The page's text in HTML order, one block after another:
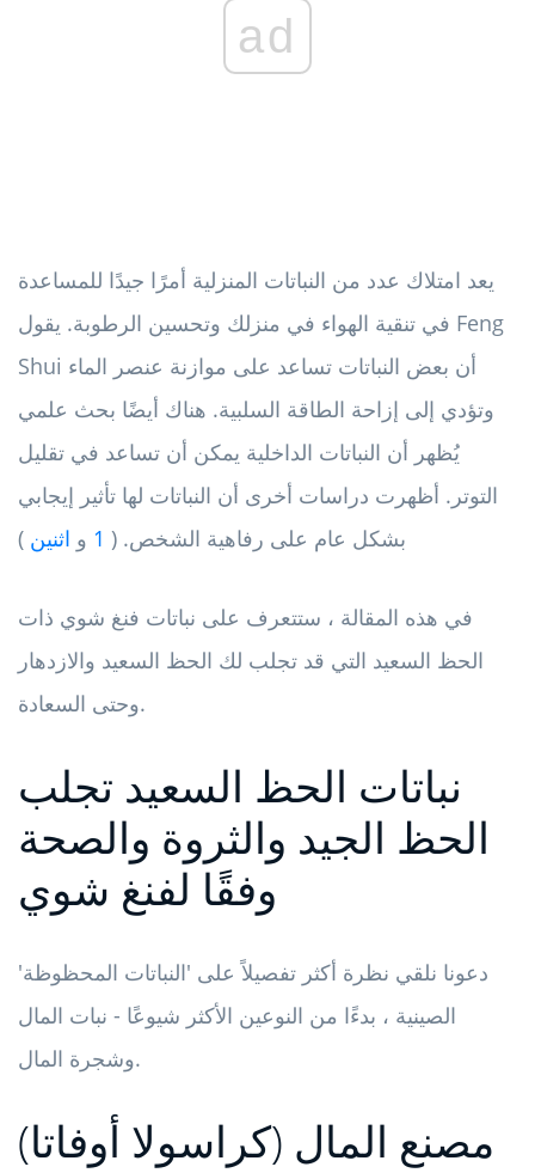
ad
يعد امتلاك عدد من النباتات المنزلية أمرًا جيدًا للمساعدة
في تنقية الهواء في منزلك وتحسين الرطوبة. يقول Feng
Shui أن بعض النباتات تساعد على موازنة عنصر الماء
وتؤدي إلى إزاحة الطاقة السلبية. هناك أيضًا بحث علمي
يُظهر أن النباتات الداخلية يمكن أن تساعد في تقليل
التوتر. أظهرت دراسات أخرى أن النباتات لها تأثير إيجابي
بشكل عام على رفاهية الشخص. ( 1 و اثنين )
في هذه المقالة ، ستتعرف على نباتات فنغ شوي ذات
الحظ السعيد التي قد تجلب لك الحظ السعيد والازدهار
وحتى السعادة.
نباتات الحظ السعيد تجلب
الحظ الجيد والثروة والصحة
وفقًا لفنغ شوي
دعونا نلقي نظرة أكثر تفصيلاً على 'النباتات المحظوظة'
الصينية ، بدءًا من النوعين الأكثر شيوعًا - نبات المال
وشجرة المال.
مصنع المال (كراسولا أوفاتا)